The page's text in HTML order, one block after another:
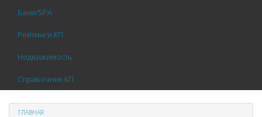
Бани/SPA
Рейтинги КП
Недвижимость
Справочник КП
ГЛАВНАЯ